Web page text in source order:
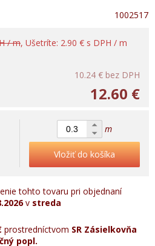
1002517
/ m, Ušetríte: 2.90 € s DPH / m
10.24 € bez DPH
12.60 €
m
Vložiť do košíka
tohto tovaru pri objednaní
v streda
prostredníctvom SR Zásielkovňa
popl.